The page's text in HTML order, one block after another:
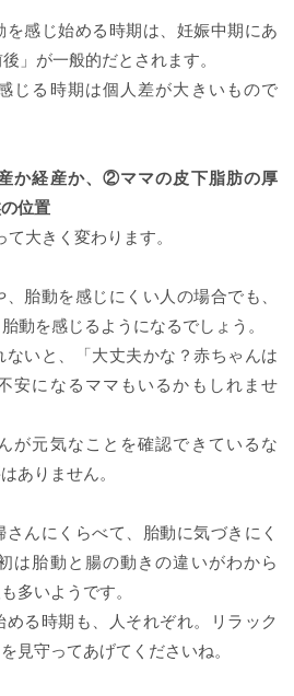
感じ始める時期は、妊娠中期にあ
」が一般的だとされます。
じる時期は個人差が大きいもので
か経産か、②ママの皮下脂肪の厚
位置
大きく変わります。
胎動を感じにくい人の場合でも、
動を感じるようになるでしょう。
いと、「大丈夫かな？赤ちゃんは
安になるママもいるかもしれませ
が元気なことを確認できているな
ありません。
んにくらべて、胎動に気づきにく
は胎動と腸の動きの違いがわから
多いようです。
める時期も、人それぞれ。リラック
見守ってあげてくださいね。